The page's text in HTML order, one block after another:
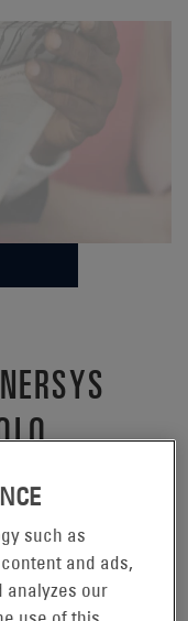
6
such as
and ads,
analyzes our